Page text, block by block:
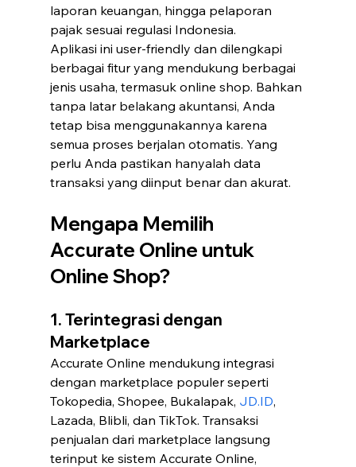
laporan keuangan, hingga pelaporan
pajak sesuai regulasi Indonesia.
Aplikasi ini user-friendly dan dilengkapi
berbagai fitur yang mendukung berbagai
jenis usaha, termasuk online shop. Bahkan
tanpa latar belakang akuntansi, Anda
tetap bisa menggunakannya karena
semua proses berjalan otomatis. Yang
perlu Anda pastikan hanyalah data
transaksi yang diinput benar dan akurat.
Mengapa Memilih
Accurate Online untuk
Online Shop?
1. Terintegrasi dengan
Marketplace
Accurate Online mendukung integrasi
dengan marketplace populer seperti
Tokopedia, Shopee, Bukalapak, JD.ID,
Lazada, Blibli, dan TikTok. Transaksi
penjualan dari marketplace langsung
terinput ke sistem Accurate Online,